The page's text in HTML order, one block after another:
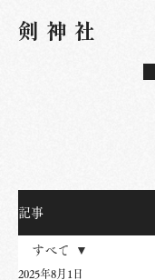
​剣神社
記事
すべて
2025年8月1日